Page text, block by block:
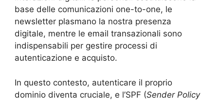
base delle comunicazioni one-to-one, le
newsletter plasmano la nostra presenza
digitale, mentre le email transazionali sono
indispensabili per gestire processi di
autenticazione e acquisto.
In questo contesto, autenticare il proprio
dominio diventa cruciale, e l’SPF (Sender Policy